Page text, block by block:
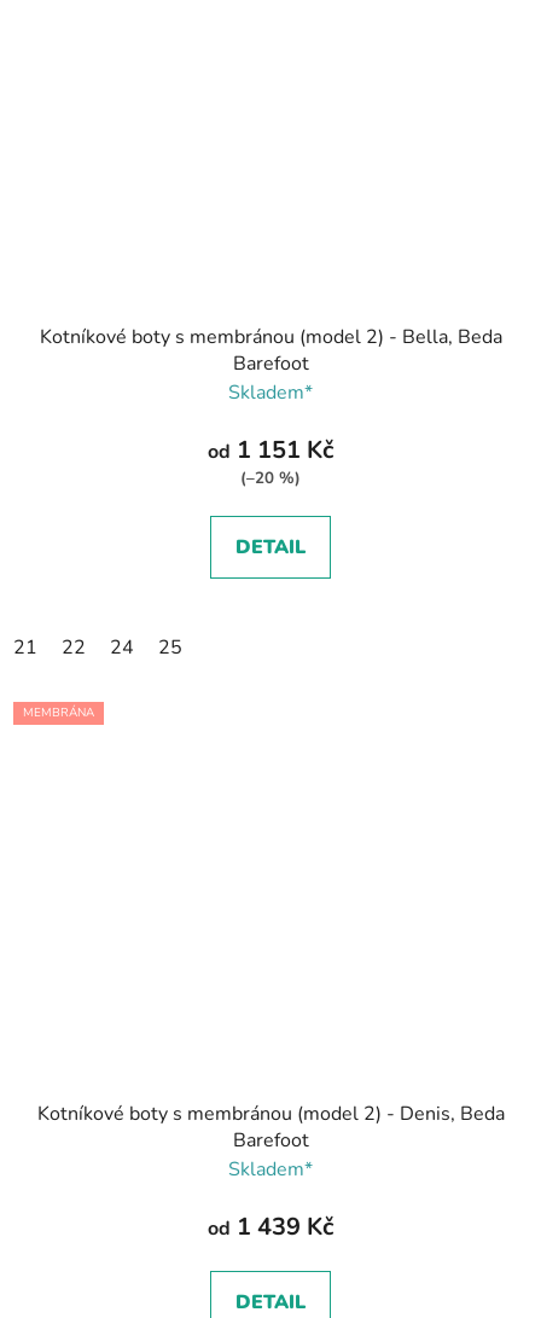
Kotníkové boty s membránou (model 2) - Bella, Beda
Barefoot
Skladem*
od 1 151 Kč
(–20 %)
DETAIL
21 22 24 25
MEMBRÁNA
Kotníkové boty s membránou (model 2) - Denis, Beda
Barefoot
Skladem*
od 1 439 Kč
DETAIL